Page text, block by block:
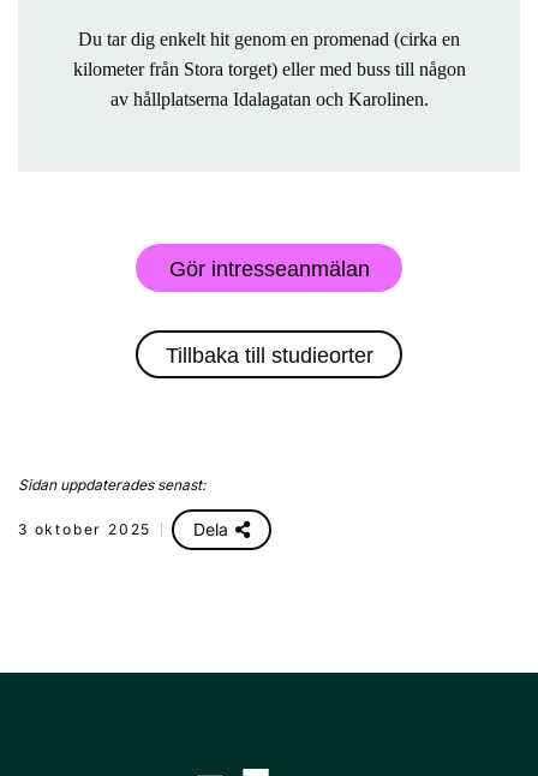
Du tar dig enkelt hit genom en promenad (cirka en
kilometer från Stora torget) eller med buss till någon
av hållplatserna Idalagatan och Karolinen.
Gör intresseanmälan
Tillbaka till studieorter
Sidan uppdaterades senast:
3 oktober 2025 Dela